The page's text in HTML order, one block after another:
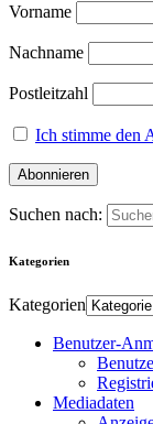
Vorname
Nachname
Postleitzahl
Ich stimme den
Suchen nach:
Kategorien
Kategorien
Benutzer-
Mediadaten